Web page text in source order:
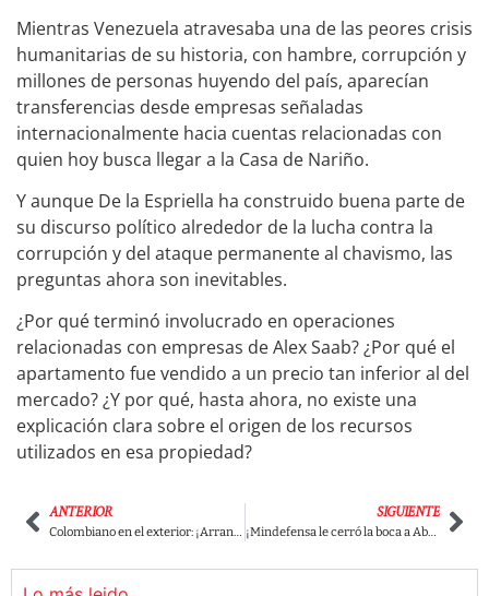
Mientras Venezuela atravesaba una de las peores crisis
humanitarias de su historia, con hambre, corrupción y
millones de personas huyendo del país, aparecían
transferencias desde empresas señaladas
internacionalmente hacia cuentas relacionadas con
quien hoy busca llegar a la Casa de Nariño.
Y aunque De la Espriella ha construido buena parte de
su discurso político alrededor de la lucha contra la
corrupción y del ataque permanente al chavismo, las
preguntas ahora son inevitables.
¿Por qué terminó involucrado en operaciones
relacionadas con empresas de Alex Saab? ¿Por qué el
apartamento fue vendido a un precio tan inferior al del
mercado? ¿Y por qué, hasta ahora, no existe una
explicación clara sobre el origen de los recursos
utilizados en esa propiedad?
ANTERIOR
Colombiano en el exterior: ¡Arrancó la batalla por la Casa de Nariño! El voto en las urnas de todo el mundo ya está en marcha ¡Salga a votar!
SIGUIENTE
¡Mindefensa le cerró la boca a Abelardo! Pedro Sánchez explotó por uso político de las tropas y lanzó dura advertencia en plena campaña